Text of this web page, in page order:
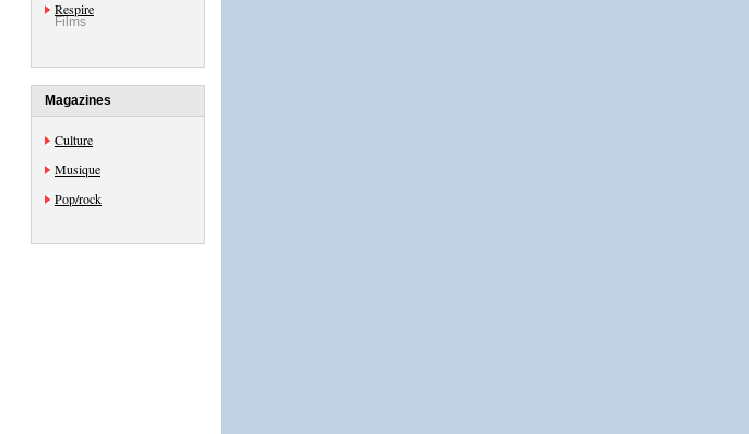
Respire
Films
Magazines
Culture
Musique
Pop/rock